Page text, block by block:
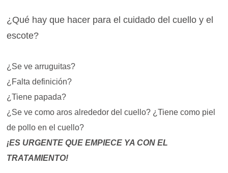
¿Qué hay que hacer para el cuidado del cuello y el
escote?
¿Se ve arruguitas?
¿Falta definición?
¿Tiene papada?
¿Se ve como aros alrededor del cuello? ¿Tiene como piel
de pollo en el cuello?
¡ES URGENTE QUE EMPIECE YA CON EL
TRATAMIENTO!